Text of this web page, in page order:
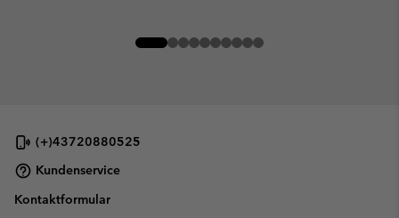
(+)43720880525
Kundenservice
Kontaktformular